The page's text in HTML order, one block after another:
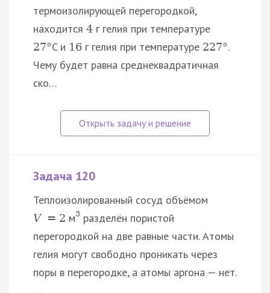
термоизолирующей перегородкой,
находится 4 г гелия при температуре
27°C и 16 г гелия при температуре 227°.
Чему будет равна среднеквадратичная
ско…
Задача 120
Теплоизолированный сосуд объёмом
V = 2 м3 разделён пористой
перегородкой на две равные части. Атомы
гелия могут свободно проникать через
поры в перегородке, а атомы аргона — нет.
…